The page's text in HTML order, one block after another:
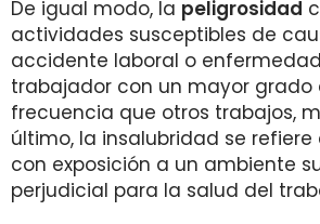
De igual modo, la peligrosidad
actividades susceptibles de
accidente laboral o
trabajador con un mayor grado
frecuencia que otros trabajos,
último, la insalubridad se
con exposición a un ambiente
perjudicial para la salud del